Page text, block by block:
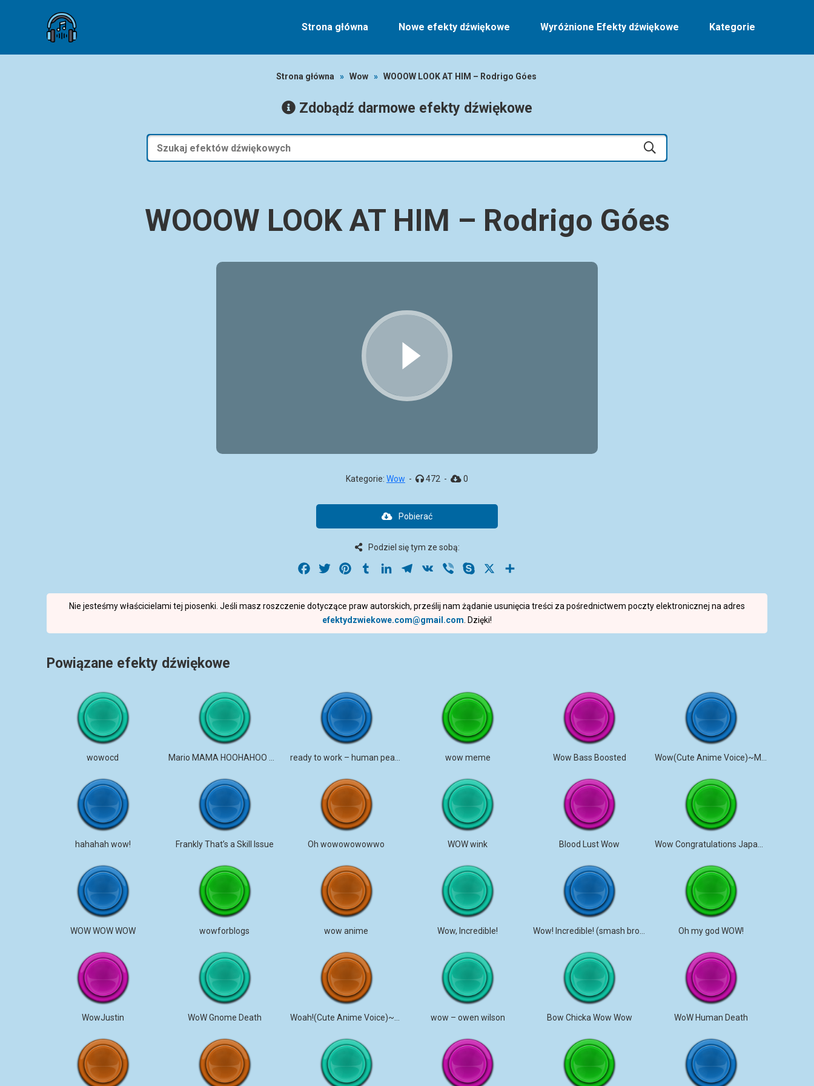
Strona główna Nowe efekty dźwiękowe Wyróżnione Efekty dźwiękowe Kategorie
Strona główna » Wow » WOOOW LOOK AT HIM – Rodrigo Góes
Zdobądź darmowe efekty dźwiękowe
WOOOW LOOK AT HIM – Rodrigo Góes
Kategorie: Wow - 472 - 0
Pobierać
Podziel się tym ze sobą:
Facebook
Twitter PinterestTumblrLinkedInTelegram
VK Viber Skype
Nie jesteśmy właścicielami tej piosenki. Jeśli masz roszczenie dotyczące praw autorskich, prześlij nam żądanie usunięcia treści za pośrednictwem poczty elektronicznej na adres
efektydzwiekowe.com@gmail.com . Dzięki!
Powiązane efekty dźwiękowe
wowocd wow meme Wow Bass Boosted
hahahah wow! Frankly That’s a Skill Issue Oh wowowowowwo WOW wink Blood Lust Wow
WOW WOW WOW wowforblogs wow anime Wow, Incredible! Oh my god WOW!
WowJustin WoW Gnome Death wow – owen wilson Bow Chicka Wow Wow WoW Human Death